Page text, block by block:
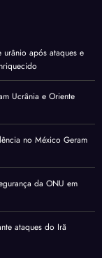
após ataques e
Ucrânia e Oriente
no México Geram
da ONU em
ataques do Irã